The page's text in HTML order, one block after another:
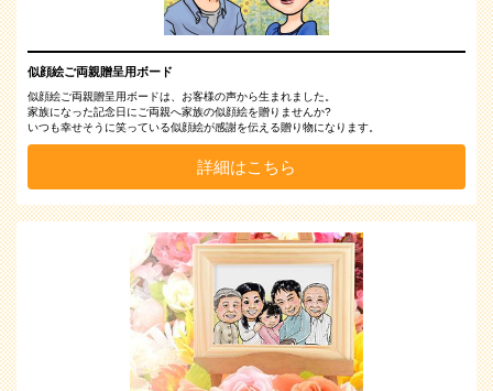
似顔絵ご両親贈呈用ボード
似顔絵ご両親贈呈用ボードは、お客様の声から生まれました。
家族になった記念日にご両親へ家族の似顔絵を贈りませんか?
いつも幸せそうに笑っている似顔絵が感謝を伝える贈り物になります。
詳細はこちら